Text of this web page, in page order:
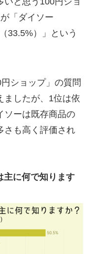
「ダイソー
33.5%）」という
ショップ」の質問
ましたが、1位は依
ソーは既存商品の
さも高く評価され
主に何で知ります